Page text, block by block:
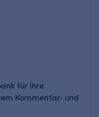
für Ihre
Kommentar- und